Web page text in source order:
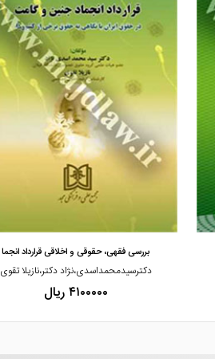
بررسی فقهی، حقوقی و اخلاقی قرارداد انجما
دکترسیدمحمداسدی،نژاد دکتر،نازیلا تقوی
۴۱۰۰۰۰۰ ریال